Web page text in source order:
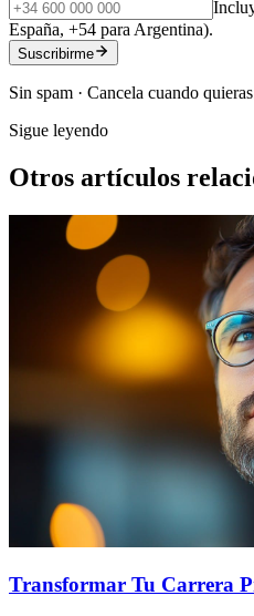
España, +54 para Argentina).
Suscribirme
Sin spam · Cancela cuando
Sigue leyendo
Otros artículos
Transformar Tu Carrera